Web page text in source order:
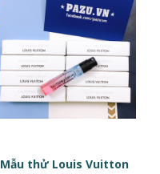
Mẫu thử Louis Vuitton